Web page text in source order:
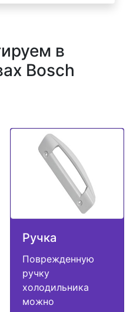
в
Bosch
Ручка
Поврежденную
ручку
холодильника
можно